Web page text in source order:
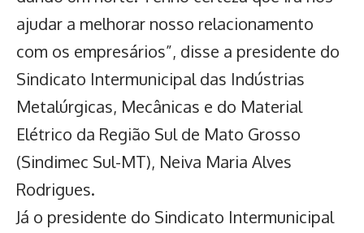
ajudar a melhorar nosso relacionamento
com os empresários”, disse a presidente do
Sindicato Intermunicipal das Indústrias
Metalúrgicas, Mecânicas e do Material
Elétrico da Região Sul de Mato Grosso
(Sindimec Sul-MT), Neiva Maria Alves
Rodrigues.
Já o presidente do Sindicato Intermunicipal